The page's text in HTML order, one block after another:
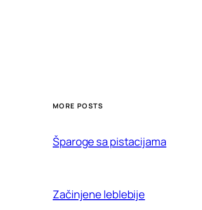
MORE POSTS
Šparoge sa pistacijama
Začinjene leblebije